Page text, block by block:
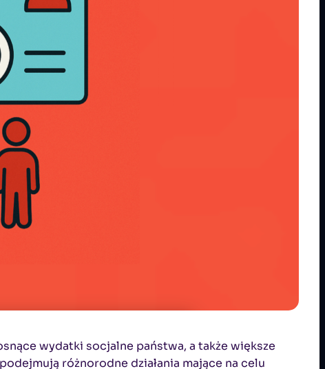
wydatki socjalne państwa, a także większe
różnorodne działania mające na celu